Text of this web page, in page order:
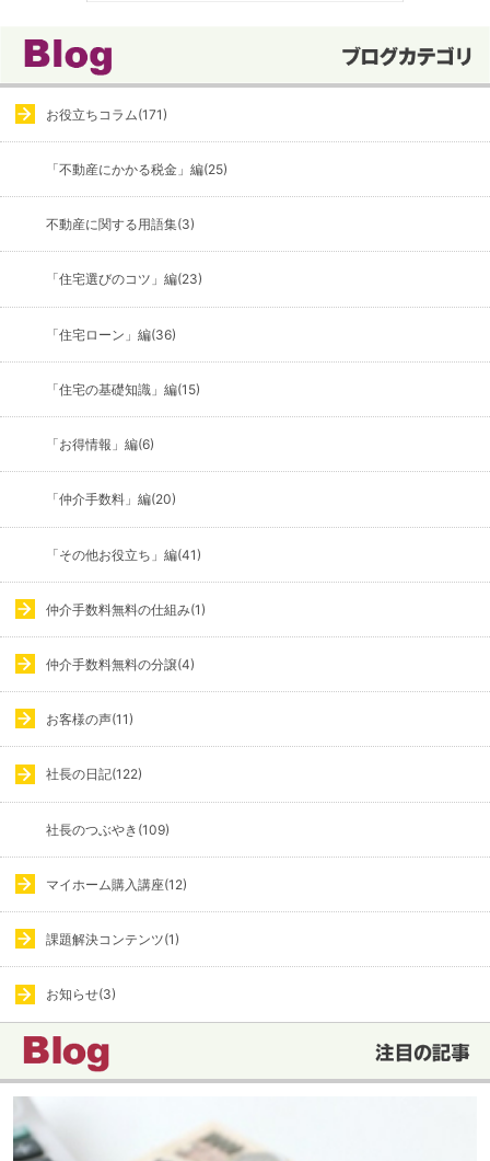
お役立ちコラム(171)
「不動産にかかる税金」編(25)
不動産に関する用語集(3)
「住宅選びのコツ」編(23)
「住宅ローン」編(36)
「住宅の基礎知識」編(15)
「お得情報」編(6)
「仲介手数料」編(20)
「その他お役立ち」編(41)
仲介手数料無料の仕組み(1)
仲介手数料無料の分譲(4)
お客様の声(11)
社長の日記(122)
社長のつぶやき(109)
マイホーム購入講座(12)
課題解決コンテンツ(1)
お知らせ(3)